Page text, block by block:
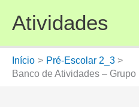
para
conteúdo
Atividades
Início
Pré-Escolar 2_3
Banco de Atividades – Grupo II